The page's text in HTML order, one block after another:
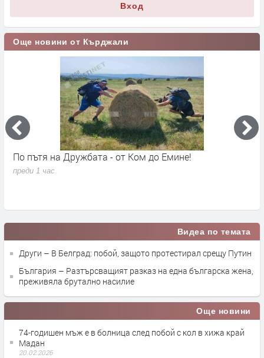
Вход
Още новини от Кърджали
По пътя на Дружбата - от Ком до Емине!
преди 1 час
Видеа по темата
Други – В Белград: побой, защото протестирал срещу Путин
България – Разтърсващият разказ на една българска жена,
преживяла брутално насилие
Още новини
74-годишен мъж е в болница след побой с кол в хижа край
Мадан
20.02.2026